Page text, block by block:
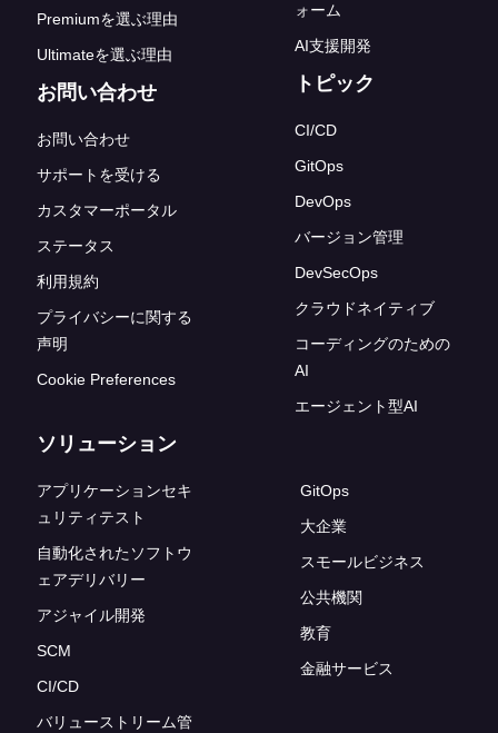
Premiumを選ぶ理由
Ultimateを選ぶ理由
お問い合わせ
お問い合わせ
サポートを受ける
カスタマーポータル
ステータス
利用規約
プライバシーに関する
声明
Cookie Preferences
ォーム
AI支援開発
トピック
CI/CD
GitOps
DevOps
バージョン管理
DevSecOps
クラウドネイティブ
コーディングのための
AI
エージェント型AI
ソリューション
アプリケーションセキ
ュリティテスト
自動化されたソフトウ
ェアデリバリー
アジャイル開発
SCM
CI/CD
バリューストリーム管
GitOps
大企業
スモールビジネス
公共機関
教育
金融サービス